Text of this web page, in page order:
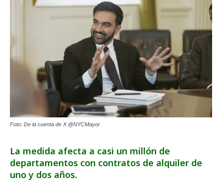
Foto: De la cuenta de X @NYCMayor
La medida afecta a casi un millón de
departamentos con contratos de alquiler de
uno y dos años.